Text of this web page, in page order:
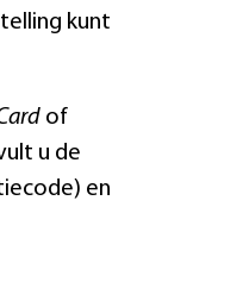
kunt
of
u de
en